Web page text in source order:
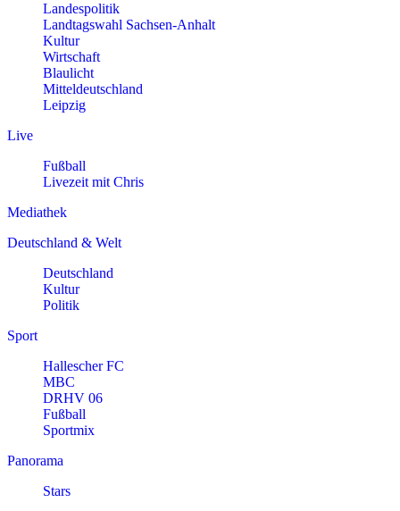
Landespolitik
Landtagswahl Sachsen-Anhalt
Kultur
Wirtschaft
Blaulicht
Mitteldeutschland
Leipzig
Live
Fußball
Livezeit mit Chris
Mediathek
Deutschland & Welt
Deutschland
Kultur
Politik
Sport
Hallescher FC
MBC
DRHV 06
Fußball
Sportmix
Panorama
Stars